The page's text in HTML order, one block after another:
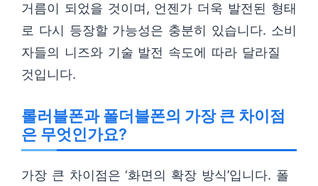
거름이 되었을 것이며, 언젠가 더욱 발전된 형태
로 다시 등장할 가능성은 충분히 있습니다. 소비
자들의 니즈와 기술 발전 속도에 따라 달라질
것입니다.
롤러블폰과 폴더블폰의 가장 큰 차이점
은 무엇인가요?
가장 큰 차이점은 ‘화면의 확장 방식’입니다. 폴